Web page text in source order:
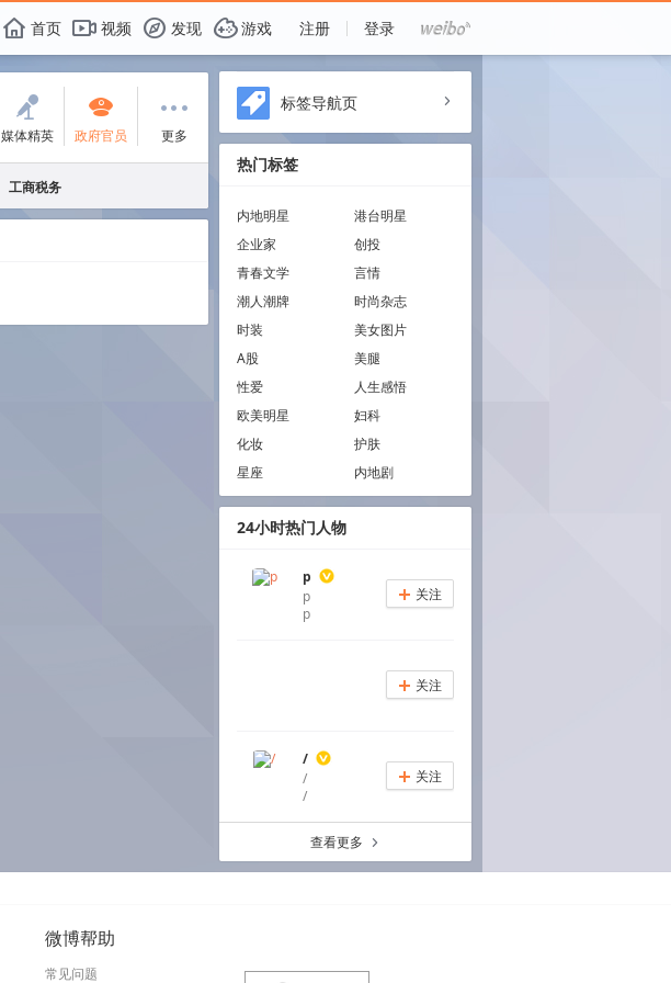
E 首页  视频 F 发现 G游戏 注册 登录
-
媒体精英
"
政府官员
i
更多
工商税务
标签导航页 a
热门标签
内地明星
港台明星
企业家
创投
青春文学
言情
潮人潮牌
时尚杂志
时装
美女图片
A股
美腿
性爱
人生感悟
欧美明星
妇科
化妆
护肤
星座
内地剧
24小时热门人物
p
p
p
+ 关注
+ 关注
/
/
/
+ 关注
查看更多 a
微博帮助
常见问题